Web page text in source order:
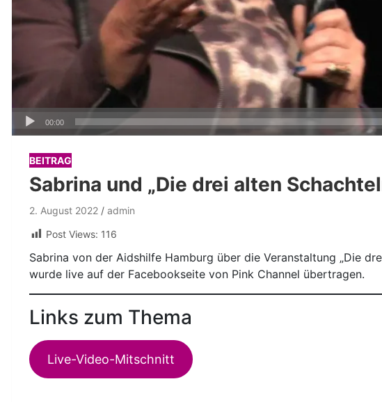
Audio-
Player
00:00
BEITRAG
Sabrina und „Die drei alten
2. August 2022
admin
Post Views: 116
Sabrina von der Aidshilfe Hamburg über die Veranstaltung „Die
wurde live auf der Facebookseite von Pink Channel übertragen.
Links zum Thema
Live-Video-Mitschnitt